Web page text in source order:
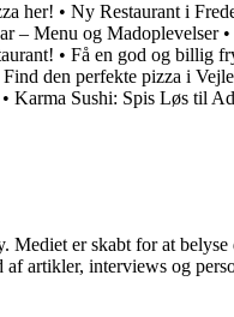
her! • Ny Restaurant i
– Menu og Madoplevelser•
• Få en god og billig
Find den perfekte pizza i
• Karma Sushi: Spis Løs til
Mediet er skabt for at
artikler, interviews og